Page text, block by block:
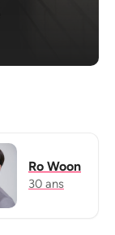
Ro Woon
30 ans